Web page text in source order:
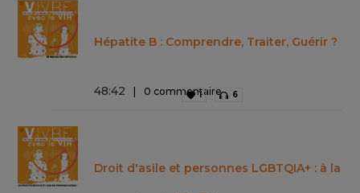
Hépatite B : Comprendre, Traiter, Guérir ?
48:42 0 commentaire
1 6
Droit d'asile et personnes LGBTQIA+ : à la